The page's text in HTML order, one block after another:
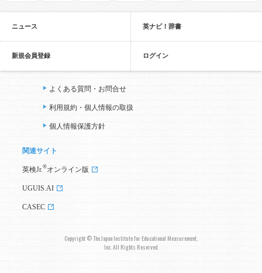
ニュース 英ナビ！辞書
新規会員登録 ログイン
よくある質問・お問合せ
利用規約・個人情報の取扱
個人情報保護方針
関連サイト
英検Jr. ®オンライン版
UGUIS.AI
CASEC
Copyright © The Japan Institute for Educational Measurement,
Inc. All Rights Reserved.